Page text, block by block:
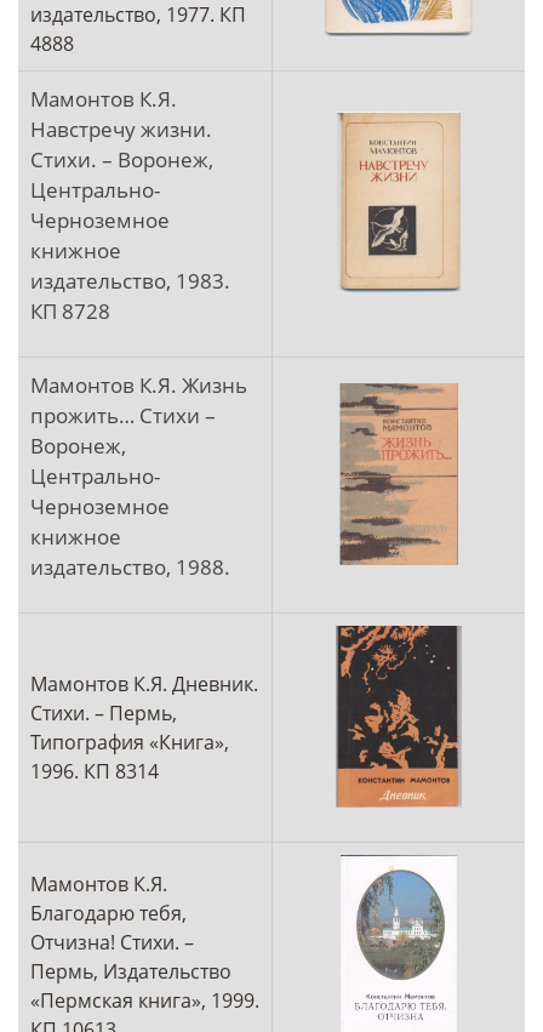
издательство, 1977. КП
4888
Мамонтов К.Я.
Навстречу жизни.
Стихи. – Воронеж,
Центрально-
Черноземное
книжное
издательство, 1983.
КП 8728
Мамонтов К.Я. Жизнь
прожить… Стихи –
Воронеж,
Центрально-
Черноземное
книжное
издательство, 1988.
Мамонтов К.Я. Дневник.
Стихи. – Пермь,
Типография «Книга»,
1996. КП 8314
Мамонтов К.Я.
Благодарю тебя,
Отчизна! Стихи. –
Пермь, Издательство
«Пермская книга», 1999.